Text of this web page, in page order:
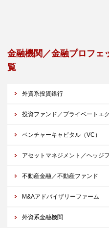
金融機関／金融プロフェ
覧
外資系投資銀行
投資ファンド／プライベートエ
ベンチャーキャピタル（VC）
アセットマネジメント／ヘッジ
不動産金融／不動産ファンド
M&Aアドバイザリーファーム
外資系金融機関